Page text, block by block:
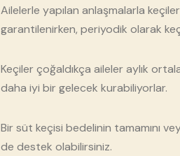
Ailelerle yapılan anlaşmalarla
garantilenirken, periyodik olarak
Keçiler çoğaldıkça aileler aylık
daha iyi bir gelecek kurabiliyorlar.
Bir süt keçisi bedelinin tamamını
de destek olabilirsiniz.